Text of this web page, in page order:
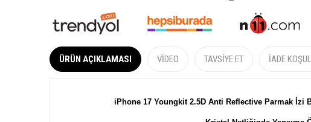
ÜRÜN AÇIKLAMASI VIDEO TAVSIYE ET İADE
iPhone 17 Youngkit 2.5D Anti Reflective Parmak İzi